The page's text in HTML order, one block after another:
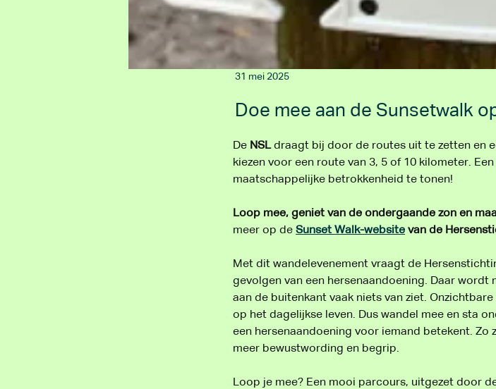
31 mei 2025
Doe mee aan de Sunsetwalk
De NSL draagt bij door de routes uit te zetten en
kiezen voor een route van 3, 5 of 10 kilometer.
maatschappelijke betrokkenheid te tonen!
Loop mee, geniet van de ondergaande zon en
meer op de Sunset Walk-website van de
Met dit wandelevenement vraagt de
gevolgen van een hersenaandoening. Daar
aan de buitenkant vaak niets van ziet.
op het dagelijkse leven. Dus wandel mee en sta
een hersenaandoening voor iemand betekent. Zo
meer bewustwording en begrip.
Loop je mee? Een mooi parcours, uitgezet door